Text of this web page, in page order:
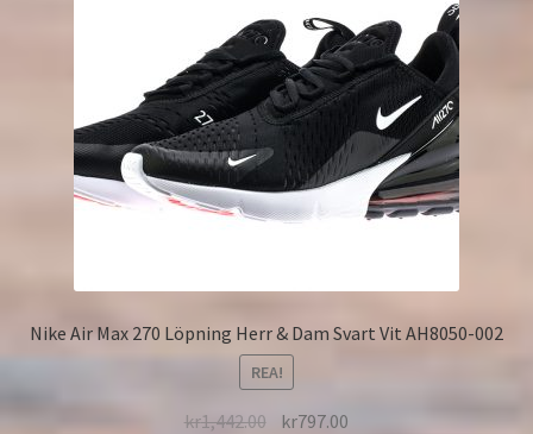
Nike Air Max 270 Löpning Herr & Dam Svart Vit AH8050-002
REA!
kr1,442.00 kr797.00